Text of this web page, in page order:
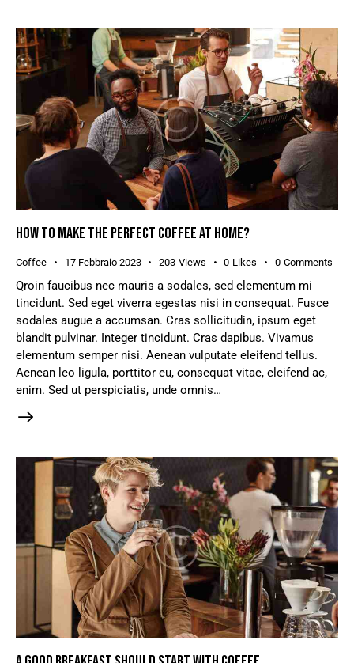
HOW TO MAKE THE PERFECT COFFEE AT HOME?
Coffee 17 Febbraio 2023 203 Views 0 Likes 0 Comments
Qroin faucibus nec mauris a sodales, sed elementum mi
tincidunt. Sed eget viverra egestas nisi in consequat. Fusce
sodales augue a accumsan. Cras sollicitudin, ipsum eget
blandit pulvinar. Integer tincidunt. Cras dapibus. Vivamus
elementum semper nisi. Aenean vulputate eleifend tellus.
Aenean leo ligula, porttitor eu, consequat vitae, eleifend ac,
enim. Sed ut perspiciatis, unde omnis…